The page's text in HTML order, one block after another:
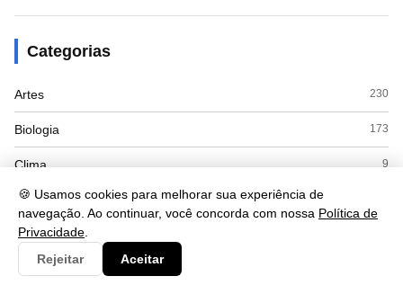
🍪 Usamos cookies para melhorar sua experiência de
navegação. Ao continuar, você concorda com nossa Política de
Privacidade
Rejeitar
Aceitar
Categorias
Artes 230
Biologia 173
Clima 9
Cultura
Economia
Educacao